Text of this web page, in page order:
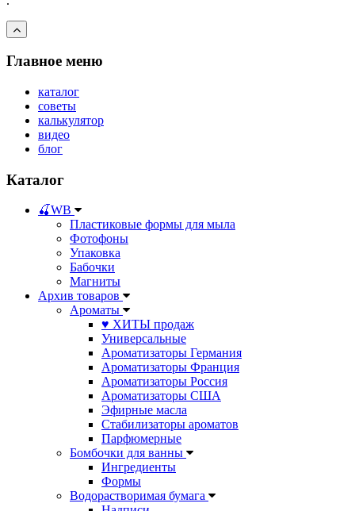
Главное меню
каталог
советы
калькулятор
видео
блог
Каталог
🍒WB
Пластиковые формы для мыла
Фотофоны
Упаковка
Бабочки
Магниты
Архив товаров
Ароматы
♥ ХИТЫ продаж
Универсальные
Ароматизаторы Германия
Ароматизаторы Франция
Ароматизаторы Россия
Ароматизаторы США
Эфирные масла
Стабилизаторы ароматов
Парфюмерные
Бомбочки для ванны
Ингредиенты
Формы
Водорастворимая бумага